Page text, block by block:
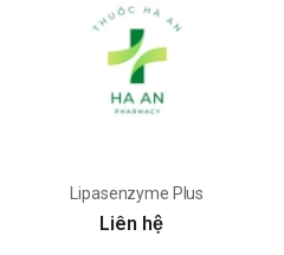
Lipasenzyme Plus
Liên hệ